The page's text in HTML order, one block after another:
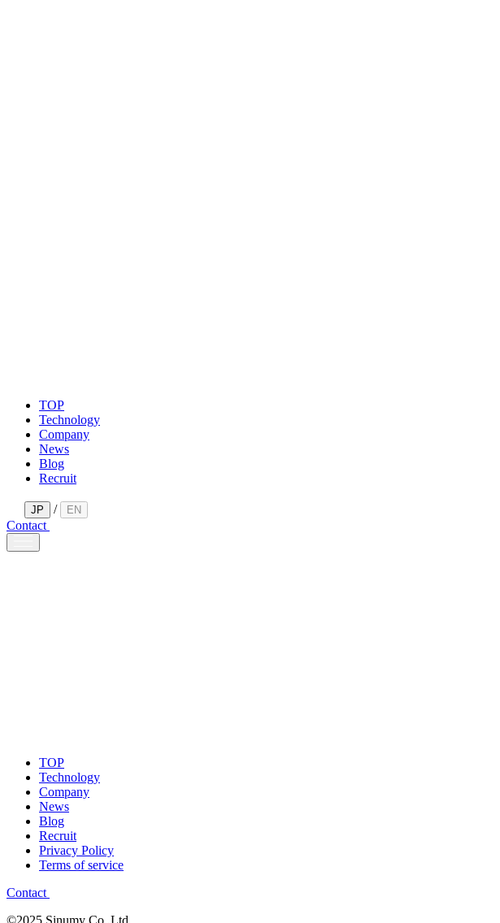
TOP
Technology
Company
News
Blog
Recruit
JP / EN
Contact
TOP
Technology
Company
News
Blog
Recruit
Privacy Policy
Terms of service
Contact
©2025 Sinumy Co.,Ltd.